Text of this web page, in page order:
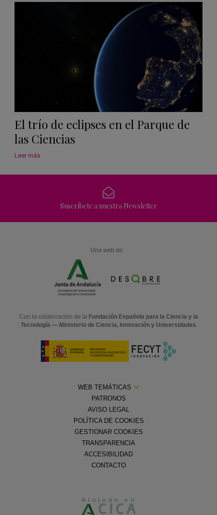
El trío de eclipses en el Parque de
las Ciencias
Leer más
Suscríbete a nuestra Newsletter
Una web de:
Con la colaboración de la Fundación Española para la Ciencia y la
Tecnología — Ministerio de Ciencia, Innovación y Universidades
WEB TEMÁTICAS
PATRONOS
AVISO LEGAL
POLÍTICA DE COOKIES
GESTIONAR COOKIES
TRANSPARENCIA
ACCESIBILIDAD
CONTACTO